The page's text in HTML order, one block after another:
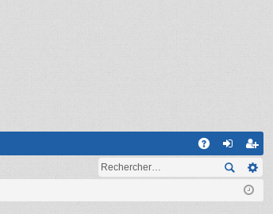
on ns
cri